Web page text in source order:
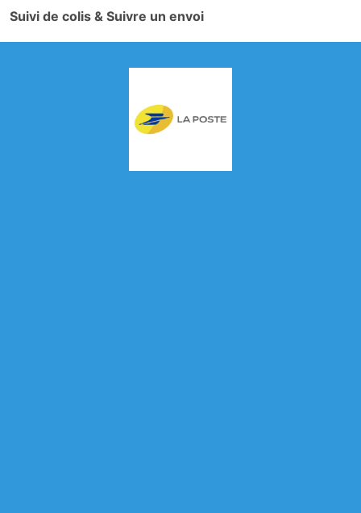
Suivi de colis & Suivre un envoi